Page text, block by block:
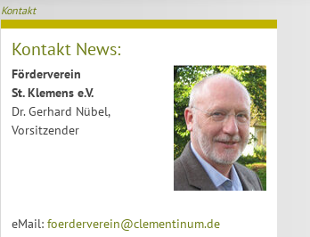
Kontakt
Kontakt News:
Förderverein
St. Klemens e.V.
Dr. Gerhard Nübel,
Vorsitzender
eMail: foerderverein@clementinum.de